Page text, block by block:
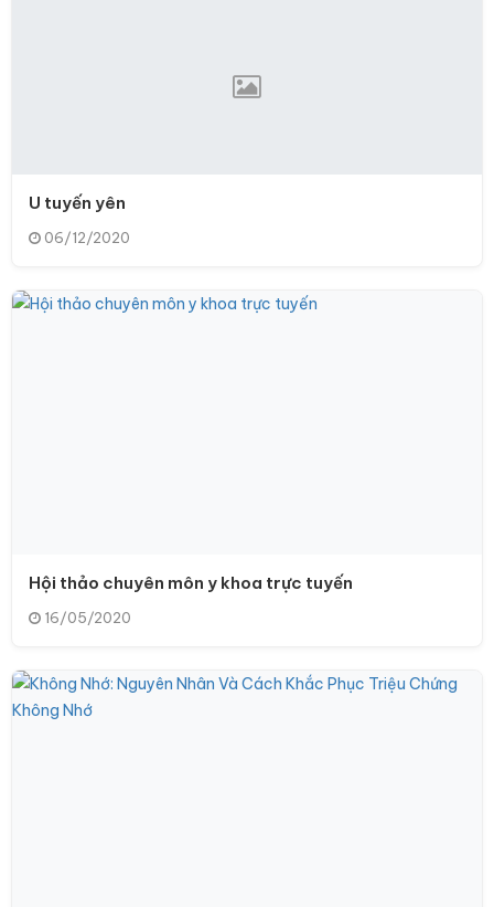
U tuyến yên
06/12/2020
Hội thảo chuyên môn y khoa trực tuyến
16/05/2020